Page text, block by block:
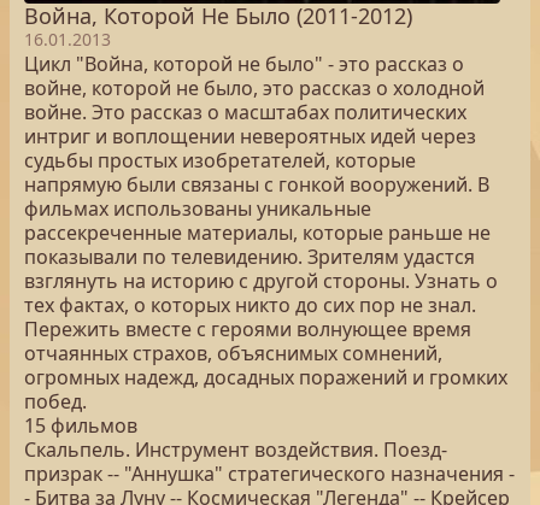
Война, Которой Не Было (2011-2012)
16.01.2013
Цикл "Война, которой не было" - это рассказ о
войне, которой не было, это рассказ о холодной
войне. Это рассказ о масштабах политических
интриг и воплощении невероятных идей через
судьбы простых изобретателей, которые
напрямую были связаны с гонкой вооружений. В
фильмах использованы уникальные
рассекреченные материалы, которые раньше не
показывали по телевидению. Зрителям удастся
взглянуть на историю с другой стороны. Узнать о
тех фактах, о которых никто до сих пор не знал.
Пережить вместе с героями волнующее время
отчаянных страхов, объяснимых сомнений,
огромных надежд, досадных поражений и громких
побед.
15 фильмов
Скальпель. Инструмент воздействия. Поезд-
призрак -- "Аннушка" стратегического назначения -
- Битва за Луну -- Космическая "Легенда" -- Крейсер